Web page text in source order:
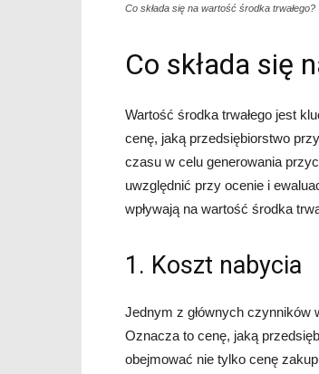
Co składa się na wartość środka trwałego?
Co składa się
Wartość środka trwałego jest
cenę, jaką przedsiębiorstwo
czasu w celu generowania
uwzględnić przy ocenie i
wpływają na wartość środka
1. Koszt nabycia
Jednym z głównych czynników
Oznacza to cenę, jaką
obejmować nie tylko cenę